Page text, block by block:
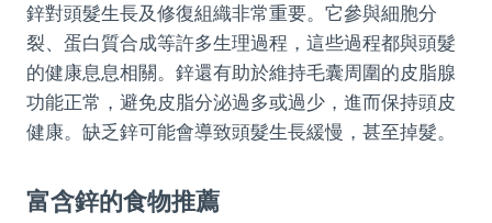
鋅對頭髮生長及修復組織非常重要。它參與細胞分
裂、蛋白質合成等許多生理過程，這些過程都與頭髮
的健康息息相關。鋅還有助於維持毛囊周圍的皮脂腺
功能正常，避免皮脂分泌過多或過少，進而保持頭皮
健康。缺乏鋅可能會導致頭髮生長緩慢，甚至掉髮。
富含鋅的食物推薦